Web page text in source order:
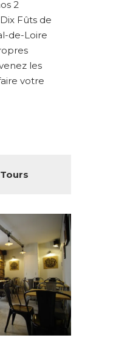
2
Fûts de
de-Loire
les
votre